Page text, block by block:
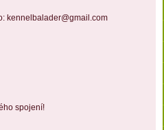
kennelbalader@gmail.com
spojení!